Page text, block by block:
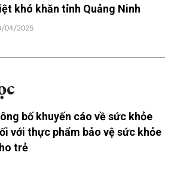
khó khăn tỉnh Quảng Ninh
04/2025
bố khuyến cáo về sức khỏe
với thực phẩm bảo vệ sức khỏe
trẻ